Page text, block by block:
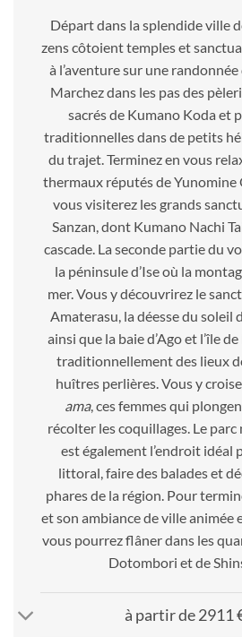
Départ dans la splendide ville
zens côtoient temples et
à l’aventure sur une
Marchez dans les pas des
sacrés de Kumano Koda et
traditionnelles dans de petits
du trajet. Terminez en vous
thermaux réputés de Yunomine
vous visiterez les grands
Sanzan, dont Kumano Nachi
cascade. La seconde partie du
la péninsule d’Ise où la
mer. Vous y découvrirez le
Amaterasu, la déesse du soleil
ainsi que la baie d’Ago et l’île
traditionnellement des lieux
huîtres perlières. Vous y
ama, ces femmes qui
récolter les coquillages. Le
est également l’endroit idéal
littoral, faire des balades et
phares de la région. Pour
et son ambiance de ville animée
vous pourrez flâner dans les
Dotombori et de
à partir de 2911